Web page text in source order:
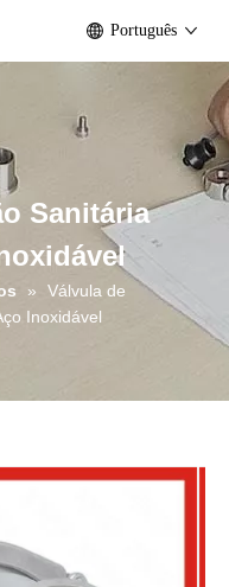
Português
Sanitária
»
Válvula de
Inoxidável